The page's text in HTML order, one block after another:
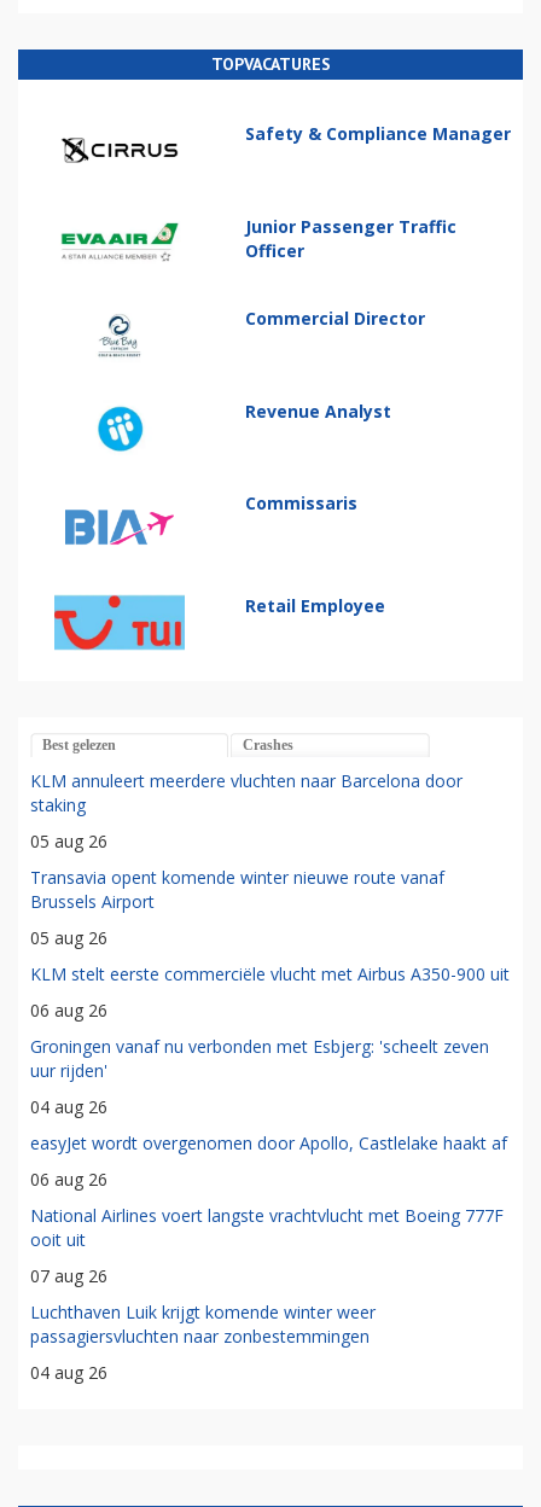
TOPVACATURES
Safety & Compliance Manager
Junior Passenger Traffic
Officer
Commercial Director
Revenue Analyst
Commissaris
Retail Employee
Best gelezen Crashes
KLM annuleert meerdere vluchten naar Barcelona door
staking
05 aug 26
Transavia opent komende winter nieuwe route vanaf
Brussels Airport
05 aug 26
KLM stelt eerste commerciële vlucht met Airbus A350-900 uit
06 aug 26
Groningen vanaf nu verbonden met Esbjerg: 'scheelt zeven
uur rijden'
04 aug 26
easyJet wordt overgenomen door Apollo, Castlelake haakt af
06 aug 26
National Airlines voert langste vrachtvlucht met Boeing 777F
ooit uit
07 aug 26
Luchthaven Luik krijgt komende winter weer
passagiersvluchten naar zonbestemmingen
04 aug 26